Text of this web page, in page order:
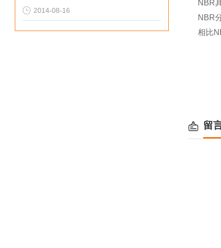
2014-08-16
NBR
NBR
相比
留